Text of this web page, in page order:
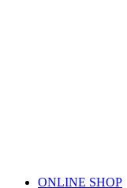
ONLINE SHOP